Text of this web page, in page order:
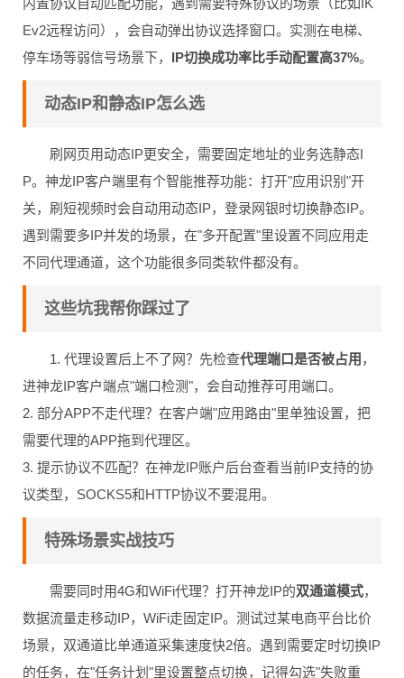
内置协议自动匹配功能，遇到需要特殊协议的场景（比如IK
Ev2远程访问），会自动弹出协议选择窗口。实测在电梯、
停车场等弱信号场景下， IP切换成功率比手动配置高37%。
动态IP和静态IP怎么选
刷网页用动态IP更安全，需要固定地址的业务选静态I
P。神龙IP客户端里有个智能推荐功能：打开"应用识别"开
关，刷短视频时会自动用动态IP，登录网银时切换静态IP。
遇到需要多IP并发的场景，在"多开配置"里设置不同应用走
不同代理通道，这个功能很多同类软件都没有。
这些坑我帮你踩过了
1. 代理设置后上不了网？先检查代理端口是否被占用 ，
进神龙IP客户端点"端口检测"，会自动推荐可用端口。
2. 部分APP不走代理？在客户端"应用路由"里单独设置，把
需要代理的APP拖到代理区。
3. 提示协议不匹配？在神龙IP账户后台查看当前IP支持的协
议类型，SOCKS5和HTTP协议不要混用。
特殊场景实战技巧
需要同时用4G和WiFi代理？打开神龙IP的双通道模式，
数据流量走移动IP，WiFi走固定IP。测试过某电商平台比价
场景，双通道比单通道采集速度快2倍。遇到需要定时切换IP
的任务，在"任务计划"里设置整点切换，记得勾选"失败重